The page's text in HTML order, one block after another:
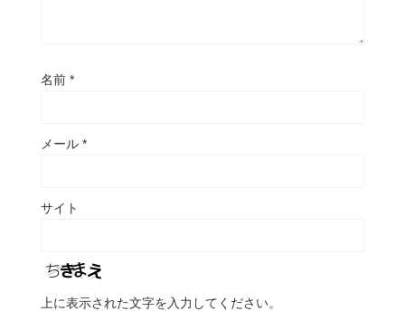
名前 *
メール *
サイト
上に表示された文字を入力してください。